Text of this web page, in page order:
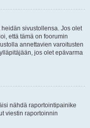
sivustollensa. Jos olet
että tämä on foorumin
annettavien varoitusten
jos olet epävarma
nähdä raportointipainike
viestin raportoinnin